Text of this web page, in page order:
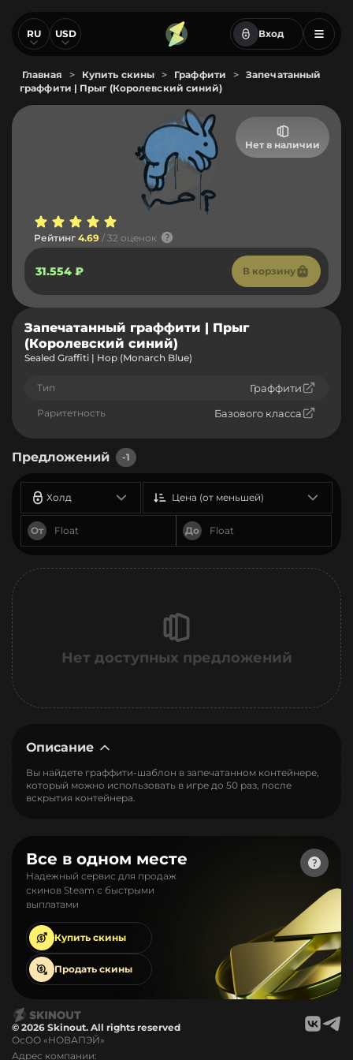
RU USD Вход
Главная > Купить скины > Граффити >
Запечатанный
граффити | Прыг (Королевский синий)
Нет в наличии
Рейтинг 4.69 / 32 оценок
31.554 ₽ В корзину
Запечатанный граффити | Прыг
(Королевский синий)
Sealed Graffiti | Hop (Monarch Blue)
Тип Граффити
Раритетность Базового класса
Предложений -1
Холд
От До
Цена (от меньшей)
Нет доступных предложений
Описание
Вы найдете граффити-шаблон в запечатанном контейнере,
который можно использовать в игре до 50 раз, после
вскрытия контейнера.
Все в одном месте
Надежный сервис для продаж
скинов Steam с быстрыми
выплатами
Купить скины
Продать скины
© 2026 Skinout. All rights reserved
ОсОО «НОВАПЭЙ»
Адрес компании: